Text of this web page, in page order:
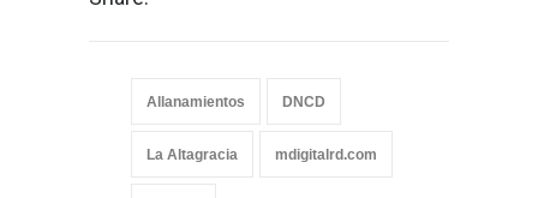
Allanamientos DNCD
La Altagracia mdigitalrd.com